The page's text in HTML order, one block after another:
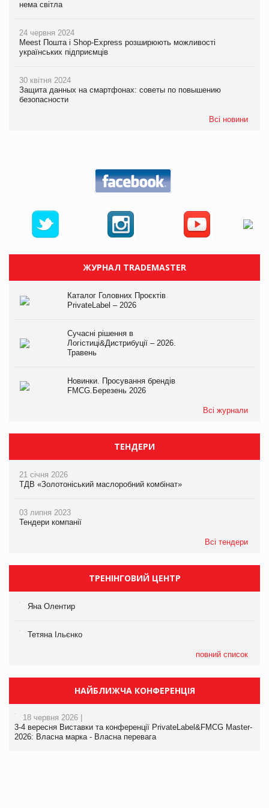
нема світла
24 червня 2024
Meest Пошта і Shop-Express розширюють можливості
українських підприємців
30 квітня 2024
Защита данных на смартфонах: советы по повышению
безопасности
Всі новини
ЖУРНАЛ TRADEMASTER
Каталог Головних Проєктів
PrivateLabel – 2026
Сучасні рішення в
Логістиці&Дистрибуції – 2026.
Травень
Новинки. Просування брендів
FMCG.Березень 2026
Всі журнали
ТЕНДЕРИ
21 січня 2026
ТДВ «Золотоніський маслоробний комбінат»
03 липня 2023
Тендери компанії
Всі тендери
ТРЕНІНГОВИЙ ЦЕНТР
Яна Олентир
Тетяна Ільєнко
повний список
НАЙБЛИЖЧА КОНФЕРЕНЦІЯ
18 червня 2026 |
3-4 вересня Виставки та конференції PrivateLabel&FMCG Master-
2026: Власна марка - Власна перевага